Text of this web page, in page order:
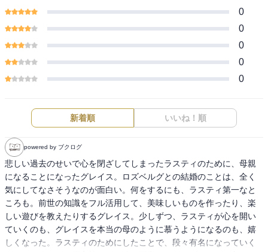
0
0
0
0
0
新着順 いいね！順
powered by ブクログ
悲しい過去のせいで心を閉ざしてしまったラスティのために、母親
になることになったグレイス。ロズベルグとの結婚のことは、全く
気にしてなさそうなのが面白い。何をするにも、ラスティ第一なと
ころも。前世の知識をフル活用して、美味しいものを作ったり、楽
しい遊びを教えたりするグレイス。少しずつ、ラスティが心を開い
ていくのも、グレイスを本当の母のように慕うようになるのも、嬉
しくなった。ラスティのためにしたことで、段々有名になっていく